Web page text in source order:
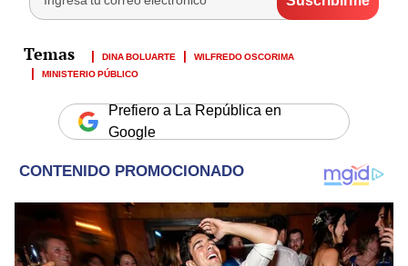
DINA BOLUARTE
WILFREDO OSCORIMA
MINISTERIO PÚBLICO
Prefiero a La República en
Google